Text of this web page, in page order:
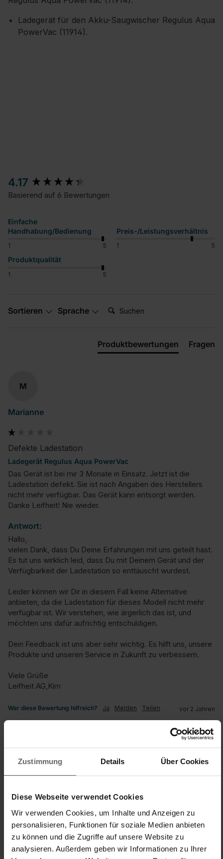
Zustimmung Details Über Cookies
Diese Webseite verwendet Cookies
Wir verwenden Cookies, um Inhalte und Anzeigen zu
personalisieren, Funktionen für soziale Medien anbieten
zu können und die Zugriffe auf unsere Website zu
analysieren. Außerdem geben wir Informationen zu Ihrer
Ladegerät für den Akku-Saugwischer Regulus Aqua
PowerVac (11914).
4.17
Basierend auf 6 Bewertungen
Einfache
Handhabung/Bedienung
1 5
Preis-/Leistungsverhältnis
1 5
Produktqualität
1 5
Sortieren Sprache Suchen:
Produktbewertungen Fragen
M
Marianne
Defekte Ladestation
Ladegerät Regulus Aqua PowerVac
Das Gerät ist bei mir 3 Monate in Einsatz. Jetzt ist die
Ladestation defekt. Sie ist nach Angaben des Herstellers
nicht mehr verfügbar. Das Gerät kann entsorgt werden.
Danke Leifheit! Nie wieder.
Antwort:
Hallo,
vielen Dank, dass Du Deine Erfahrungen mit uns geteilt hast.
Es tut uns wirklich leid, dass Du mit Deinem Gerät und der
Verfügbarkeit der Ladestation so enttäuscht wurdest.
Leider können wir Dir in diesem Fall keine Alternative
anbieten, da die Ladestation für dieses Modell nicht mehr
verfügbar ist. Wir verstehen, wie ärgerlich das ist, und
möchten uns dafür aufrichtig entschuldigen.
Dein Feedback ist uns aber sehr wichtig. Es hilft uns, unsere
Produkte und unseren Service in Zukunft zu verbessern.
Viele Grüße
Leifheit AG,Kim
War diese Bewertung hilfreich? Ja Melden Teilen vor 2 Jahren
JG
J.G G
oplader ; regulus aqua powervac
Ladegerät Regulus Aqua PowerVac
New content loaded